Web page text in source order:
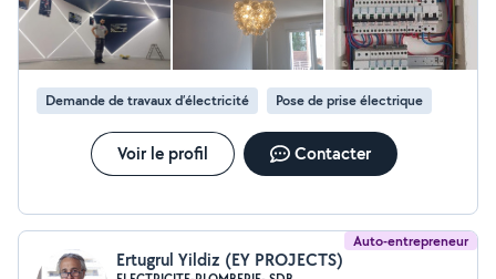
Demande de travaux d’électricité Pose de prise électrique
Voir le profil Contacter
Auto-entrepreneur
Ertugrul Yildiz (EY PROJECTS)